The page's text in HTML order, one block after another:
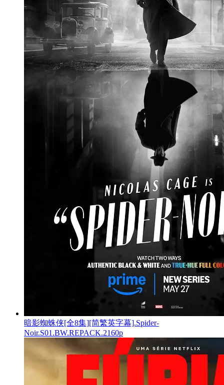
暗影蜘蛛侠[全8集][简繁英字幕].Spider-
Noir.S01.BW.REPACK.2160p